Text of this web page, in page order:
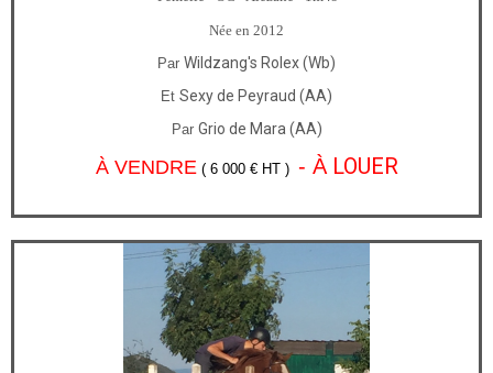
Née en 2012
Par Wildzang's Rolex (Wb)
Et Sexy de Peyraud (AA)
Par Grio de Mara (AA)
À VENDRE ( 6 000 € HT ) - ÀLOUER